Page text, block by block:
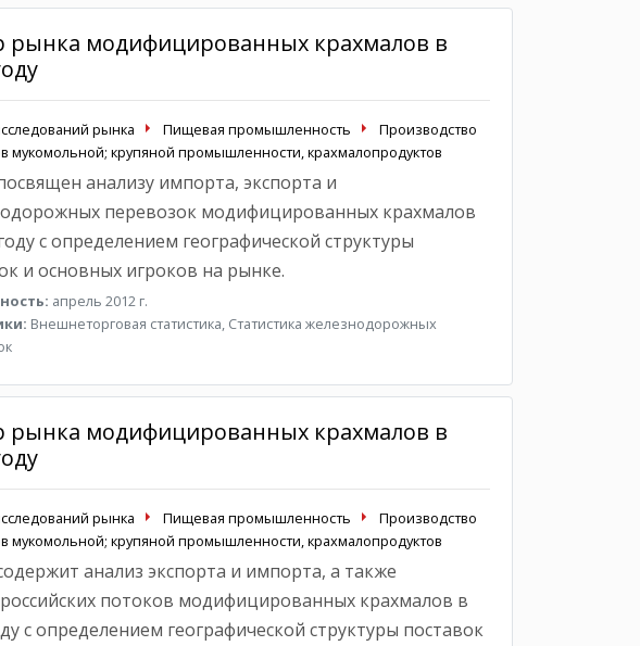
рынка модифицированных крахмалов в
рынка Пищевая промышленность
Производство
мукомольной; крупяной промышленности, крахмалопродуктов
анализу импорта, экспорта и
перевозок модифицированных крахмалов
с определением географической структуры
и основных игроков на рынке.
апрель 2012 г.
Внешнеторговая статистика, Статистика железнодорожных
рынка модифицированных крахмалов в
рынка Пищевая промышленность
Производство
мукомольной; крупяной промышленности, крахмалопродуктов
анализ экспорта и импорта, а также
потоков модифицированных крахмалов в
с определением географической структуры поставок